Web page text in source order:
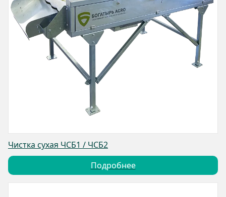
Чистка сухая ЧСБ1 / ЧСБ2
Подробнее